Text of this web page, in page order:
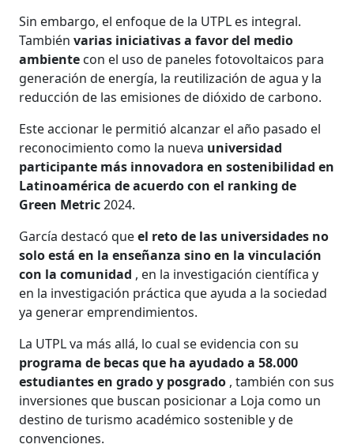
Sin embargo, el enfoque de la UTPL es integral.
Tambiénvarias iniciativas a favor del medio
ambiente con el uso de paneles fotovoltaicos para
generación de energía, la reutilización de agua y la
reducción de las emisiones de dióxido de carbono.
Este accionar le permitió alcanzar el año pasado el
reconocimiento como la nueva universidad
participante más innovadora en sostenibilidad en
Latinoamérica de acuerdo con el ranking de
Green Metric2024.
García destacó queel reto de las universidades no
solo está en la enseñanza sino en la vinculación
con la comunidad , en la investigación científica y
en la investigación práctica que ayuda a la sociedad
ya generar emprendimientos.
La UTPL va más allá, lo cual se evidencia con su
programa de becas que ha ayudado a 58.000
estudiantes en grado y posgrado , también con sus
inversiones que buscan posicionar a Loja como un
destino de turismo académico sostenible y de
convenciones.